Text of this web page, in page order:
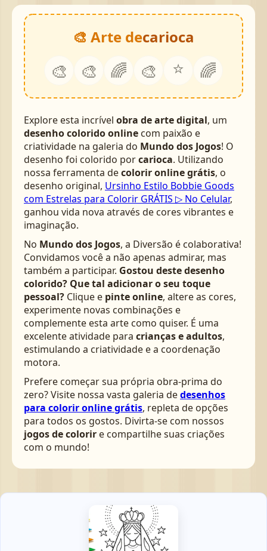
🎨 Arte decarioca
🎨 🎨 🌈 🎨 ⭐ 🌈
Explore esta incrível obra de arte digital, um
desenho colorido online com paixão e
criatividade na galeria do Mundo dos Jogos! O
desenho foi colorido porcarioca. Utilizando
nossa ferramenta decolorir online grátis, o
desenho original, Ursinho Estilo Bobbie Goods
com Estrelas para Colorir GRÁTIS ▷ No Celular,
ganhou vida nova através de cores vibrantes e
imaginação.
No Mundo dos Jogos, a Diversão é colaborativa!
Convidamos você a não apenas admirar, mas
também a participar. Gostou deste desenho
colorido? Que tal adicionar o seu toque
pessoal? Clique e pinte online, altere as cores,
experimente novas combinações e
complemente esta arte como quiser. É uma
excelente atividade para crianças e adultos,
estimulando a criatividade e a coordenação
motora.
Prefere começar sua própria obra-prima do
zero? Visite nossa vasta galeria dedesenhos
para colorir online grátis, repleta de opções
para todos os gostos. Divirta-se com nossos
jogos de colorir e compartilhe suas criações
com o mundo!